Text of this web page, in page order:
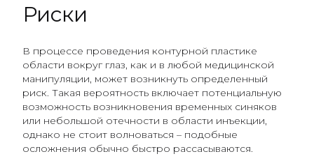
Риски
В процессе проведения контурной пластике
области вокруг глаз, как и в любой медицинской
манипуляции, может возникнуть определенный
риск. Такая вероятность включает потенциальную
возможность возникновения временных синяков
или небольшой отечности в области инъекции,
однако не стоит волноваться – подобные
осложнения обычно быстро рассасываются.